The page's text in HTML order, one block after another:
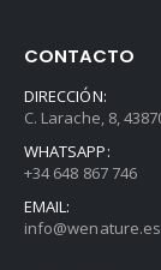
CONTACTO
DIRECCIÓN:
C. Larache, 8,
WHATSAPP:
+34 648 867 746
EMAIL:
info@wenature.es